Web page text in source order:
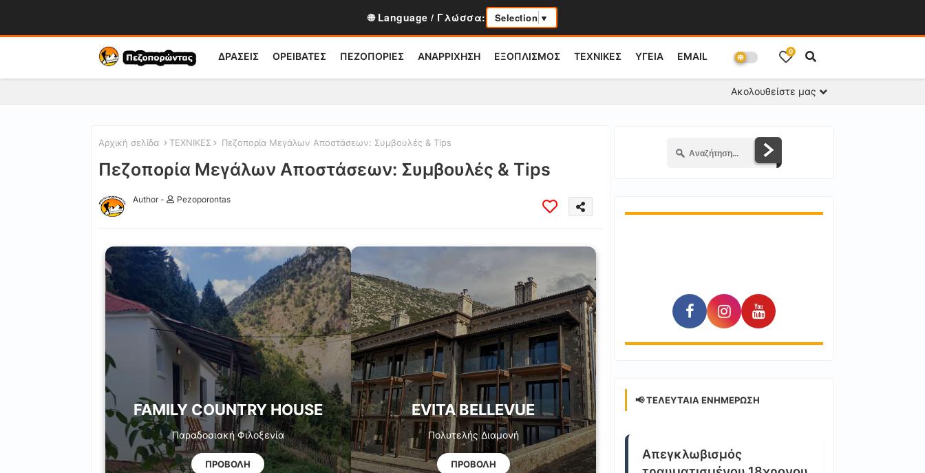
🌐 Language / Γλώσσα: Selection ▼
ΔΡΑΣΕΙΣ ΟΡΕΙΒΑΤΕΣ ΠΕΖΟΠΟΡΙΕΣ ΑΝΑΡΡΙΧΗΣΗ ΕΞΟΠΛΙΣΜΟΣ ΤΕΧΝΙΚΕΣ ΥΓΕΙΑ EMAIL 0
Ακολουθείστε μας
Αρχική σελίδα ΤΕΧΝΙΚΕΣ Πεζοπορία Μεγάλων Αποστάσεων: Συμβουλές & Tips
Πεζοπορία Μεγάλων Αποστάσεων: Συμβουλές & Tips
Author - Pezoporontas
FAMILY COUNTRY HOUSE
Παραδοσιακή Φιλοξενία
ΠΡΟΒΟΛΗ
EVITA BELLEVUE
Πολυτελής Διαμονή
ΠΡΟΒΟΛΗ
📢 ΤΕΛΕΥΤΑΊΑ ΕΝΗΜΈΡΩΣΗ
Απεγκλωβισμός